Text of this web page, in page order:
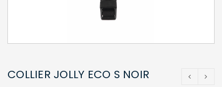
COLLIER JOLLY ECO S NOIR